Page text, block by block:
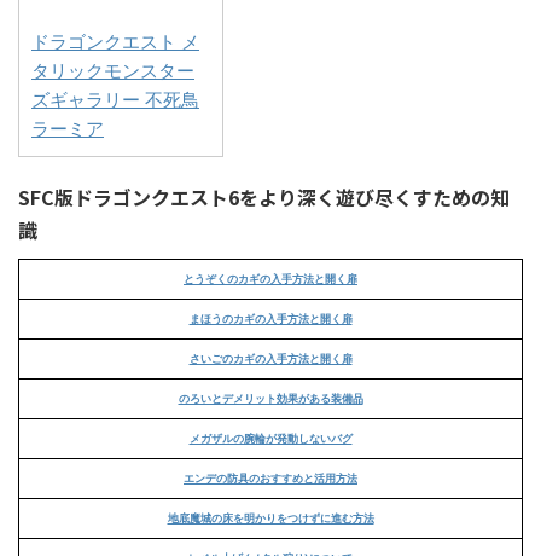
ドラゴンクエスト メ
タリックモンスター
ズギャラリー 不死鳥
ラーミア
SFC版ドラゴンクエスト6をより深く遊び尽くすための知
識
とうぞくのカギの入手方法と開く扉
まほうのカギの入手方法と開く扉
さいごのカギの入手方法と開く扉
のろいとデメリット効果がある装備品
メガザルの腕輪が発動しないバグ
エンデの防具のおすすめと活用方法
地底魔城の床を明かりをつけずに進む方法